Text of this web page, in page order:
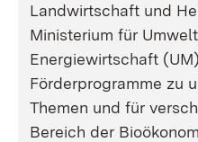
Landwirtschaft und
Ministerium für
Energiewirtschaft
Förderprogramme zu
Themen und für
Bereich der